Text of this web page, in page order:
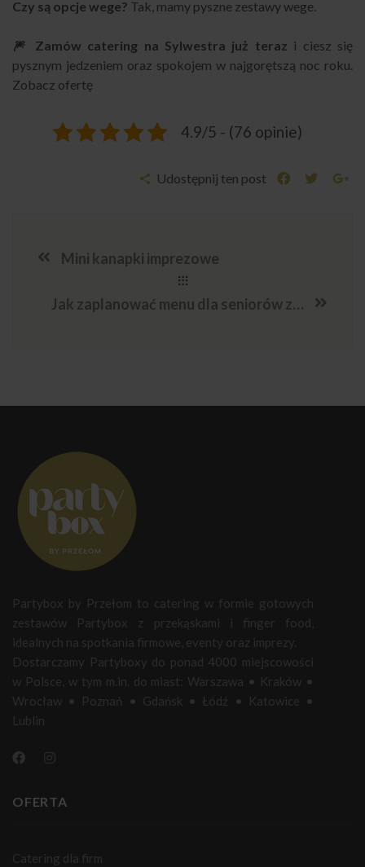
Czy są opcje wege? Tak, mamy pyszne zestawy wege.
🎆 Zamów catering na Sylwestra już teraz i ciesz się
pysznym jedzeniem oraz spokojem w najgorętszą noc roku.
Zobacz ofertę
4.9/5 - (76 opinie)
Udostępnij ten post
Mini kanapki imprezowe
Jak zaplanować menu dla seniorów z alergiami pokarmowymi
Partybox by Przełom to catering w formie gotowych
zestawów Partybox z przekąskami i finger food,
idealnych na spotkania firmowe, eventy oraz imprezy.
Dostarczamy Partyboxy do ponad 4000 miejscowości
w Polsce, w tym m.in. do miast: Warszawa • Kraków •
Wrocław • Poznań • Gdańsk • Łódź • Katowice •
Lublin
OFERTA
Catering dla firm